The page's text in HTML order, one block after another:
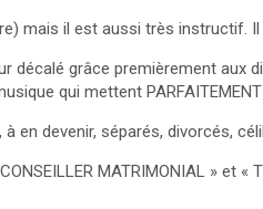
mais il est aussi très instructif.
décalé grâce premièrement aux
qui mettent
en devenir, séparés, divorcés,
MATRIMONIAL » et